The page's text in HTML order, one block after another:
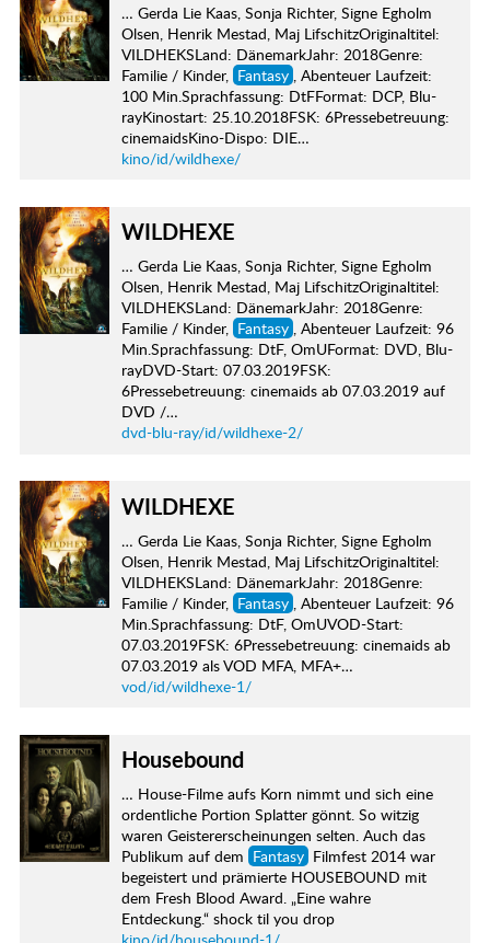
… Gerda Lie Kaas, Sonja Richter, Signe Egholm
Olsen, Henrik Mestad, Maj LifschitzOriginaltitel:
VILDHEKSLand: DänemarkJahr: 2018Genre:
Familie / Kinder, Fantasy , Abenteuer Laufzeit:
100 Min.Sprachfassung: DtFFormat: DCP, Blu-
rayKinostart: 25.10.2018FSK: 6Pressebetreuung:
cinemaidsKino-Dispo: DIE…
kino/id/wildhexe/
WILDHEXE
… Gerda Lie Kaas, Sonja Richter, Signe Egholm
Olsen, Henrik Mestad, Maj LifschitzOriginaltitel:
VILDHEKSLand: DänemarkJahr: 2018Genre:
Familie / Kinder, Fantasy , Abenteuer Laufzeit: 96
Min.Sprachfassung: DtF, OmUFormat: DVD, Blu-
rayDVD-Start: 07.03.2019FSK:
6Pressebetreuung: cinemaids ab 07.03.2019 auf
DVD /…
dvd-blu-ray/id/wildhexe-2/
WILDHEXE
… Gerda Lie Kaas, Sonja Richter, Signe Egholm
Olsen, Henrik Mestad, Maj LifschitzOriginaltitel:
VILDHEKSLand: DänemarkJahr: 2018Genre:
Familie / Kinder, Fantasy , Abenteuer Laufzeit: 96
Min.Sprachfassung: DtF, OmUVOD-Start:
07.03.2019FSK: 6Pressebetreuung: cinemaids ab
07.03.2019 als VOD MFA, MFA+…
vod/id/wildhexe-1/
Housebound
… House-Filme aufs Korn nimmt und sich eine
ordentliche Portion Splatter gönnt. So witzig
waren Geistererscheinungen selten. Auch das
Publikum auf dem Fantasy Filmfest 2014 war
begeistert und prämierte HOUSEBOUND mit
dem Fresh Blood Award. „Eine wahre
Entdeckung.“ shock til you drop